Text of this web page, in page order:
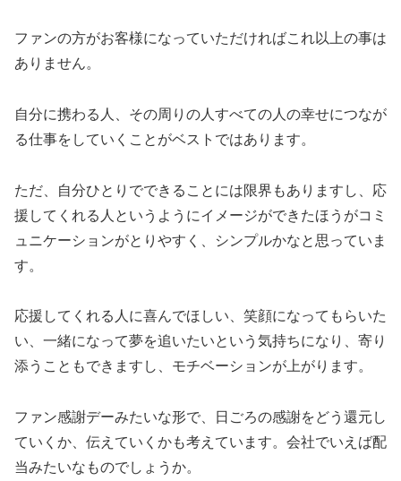
ファンの方がお客様になっていただければこれ以上の事は
ありません。
自分に携わる人、その周りの人すべての人の幸せにつなが
る仕事をしていくことがベストではあります。
ただ、自分ひとりでできることには限界もありますし、応
援してくれる人というようにイメージができたほうがコミ
ュニケーションがとりやすく、シンプルかなと思っていま
す。
応援してくれる人に喜んでほしい、笑顔になってもらいた
い、一緒になって夢を追いたいという気持ちになり、寄り
添うこともできますし、モチベーションが上がります。
ファン感謝デーみたいな形で、日ごろの感謝をどう還元し
ていくか、伝えていくかも考えています。会社でいえば配
当みたいなものでしょうか。